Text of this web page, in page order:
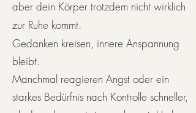
aber dein Körper trotzdem nicht wirklich
zur Ruhe kommt.
Gedanken kreisen, innere Anspannung
bleibt.
Manchmal reagieren Angst oder ein
starkes Bedürfnis nach Kontrolle schneller,